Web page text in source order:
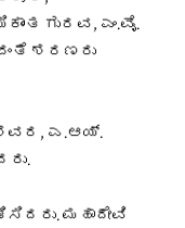
ಗುರವ, ಎಂ.ವೈ.
ಶರಣರು
ಎ.ಆಯ್.
ಮಹಾದೇವಿ